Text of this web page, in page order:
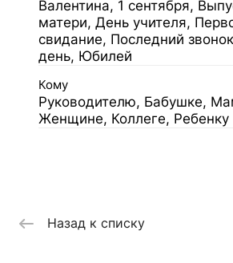
Валентина, 1 сентября,
матери, День учителя,
свидание, Последний
день, Юбилей
Кому
Руководителю, Бабушке,
Женщине, Коллеге, Ребенку
Назад к списку